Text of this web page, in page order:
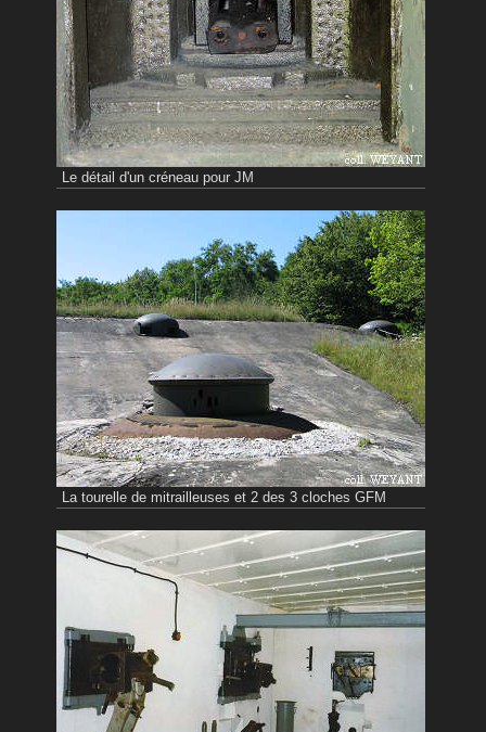
Le détail d'un créneau pour JM
La tourelle de mitrailleuses et 2 des 3 cloches GFM